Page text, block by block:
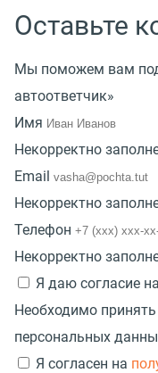
Оставьте
Мы поможем вам
автоответчик»
Имя
Некорректно
Email
Некорректно
Телефон
Некорректно
Я даю согласие на
Необходимо
персональных
Я согласен на